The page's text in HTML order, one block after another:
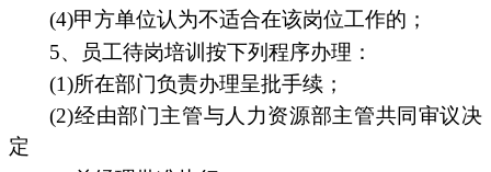
(4)甲方单位认为不适合在该岗位工作的；
5、员工待岗培训按下列程序办理：
(1)所在部门负责办理呈批手续；
(2)经由部门主管与人力资源部主管共同审议决
定